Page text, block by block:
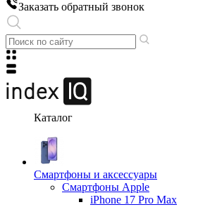
Заказать обратный звонок
Каталог
Смартфоны и аксессуары
Смартфоны Apple
iPhone 17 Pro Max